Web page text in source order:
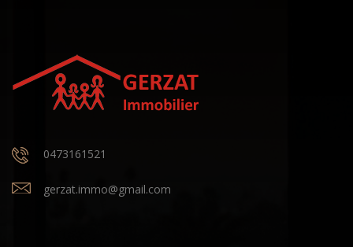
0473161521
gerzat.immo@gmail.com